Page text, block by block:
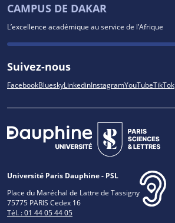
CAMPUS DE DAKAR
L’excellence académique au service de l’Afrique
Suivez-nous
FacebookBlueskyLinkedinInstagramYouTubeTikTok
Université Paris Dauphine - PSL
Place du Maréchal de Lattre de Tassigny
75775 PARIS Cedex 16
Tél. : 01 44 05 44 05